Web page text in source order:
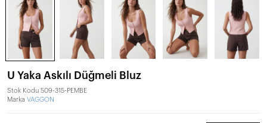
U Yaka Askılı Düğmeli Bluz
Stok Kodu 509-315-PEMBE
Marka VAGGON